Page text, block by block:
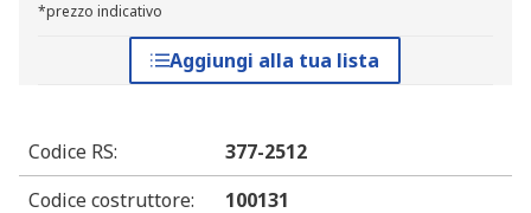
*prezzo indicativo
Aggiungi alla tua lista
Codice RS:
377-2512
Codice costruttore:
100131